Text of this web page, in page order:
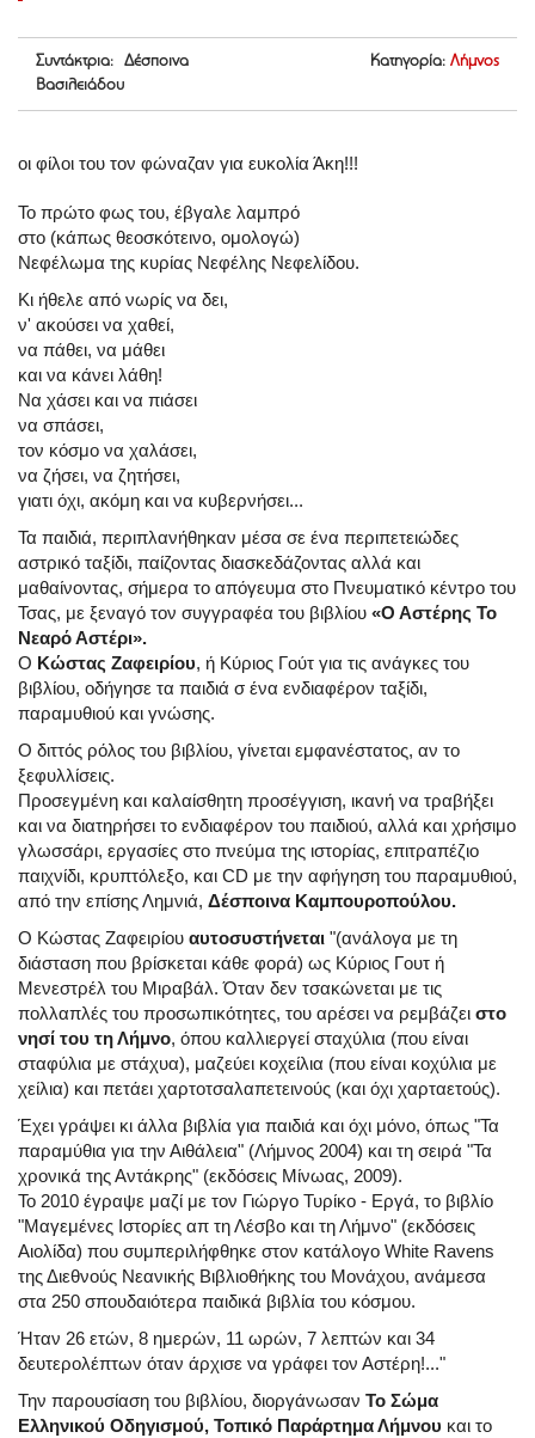
Συντάκτρια: Δέσποινα
Βασιλειάδου
Κατηγορία: Λήμνος
οι φίλοι του τον φώναζαν για ευκολία Άκη!!!
Το πρώτο φως του, έβγαλε λαμπρό
στο (κάπως θεοσκότεινο, ομολογώ)
Νεφέλωμα της κυρίας Νεφέλης Νεφελίδου.
Κι ήθελε από νωρίς να δει,
ν' ακούσει να χαθεί,
να πάθει, να μάθει
και να κάνει λάθη!
Να χάσει και να πιάσει
να σπάσει,
τον κόσμο να χαλάσει,
να ζήσει, να ζητήσει,
γιατι όχι, ακόμη και να κυβερνήσει...
Τα παιδιά, περιπλανήθηκαν μέσα σε ένα περιπετειώδες
αστρικό ταξίδι, παίζοντας διασκεδάζοντας αλλά και
μαθαίνοντας, σήμερα το απόγευμα στο Πνευματικό κέντρο του
Τσας, με ξεναγό τον συγγραφέα του βιβλίου «Ο Αστέρης Το
Νεαρό Αστέρι».
Ο Κώστας Ζαφειρίου, ή Κύριος Γούτ για τις ανάγκες του
βιβλίου, οδήγησε τα παιδιά σ ένα ενδιαφέρον ταξίδι,
παραμυθιού και γνώσης.
Ο διττός ρόλος του βιβλίου, γίνεται εμφανέστατος, αν το
ξεφυλλίσεις.
Προσεγμένη και καλαίσθητη προσέγγιση, ικανή να τραβήξει
και να διατηρήσει το ενδιαφέρον του παιδιού, αλλά και χρήσιμο
γλωσσάρι, εργασίες στο πνεύμα της ιστορίας, επιτραπέζιο
παιχνίδι, κρυπτόλεξο, και CD με την αφήγηση του παραμυθιού,
από την επίσης Λημνιά, Δέσποινα Καμπουροπούλου.
Ο Κώστας Ζαφειρίου αυτοσυστήνεται "(ανάλογα με τη
διάσταση που βρίσκεται κάθε φορά) ως Κύριος Γουτ ή
Μενεστρέλ του Μιραβάλ. Όταν δεν τσακώνεται με τις
πολλαπλές του προσωπικότητες, του αρέσει να ρεμβάζει στο
νησί του τη Λήμνο, όπου καλλιεργεί σταχύλια (που είναι
σταφύλια με στάχυα), μαζεύει κοχείλια (που είναι κοχύλια με
χείλια) και πετάει χαρτοτσαλαπετεινούς (και όχι χαρταετούς).
Έχει γράψει κι άλλα βιβλία για παιδιά και όχι μόνο, όπως "Τα
παραμύθια για την Αιθάλεια" (Λήμνος 2004) και τη σειρά "Τα
χρονικά της Αντάκρης" (εκδόσεις Μίνωας, 2009).
Το 2010 έγραψε μαζί με τον Γιώργο Τυρίκο - Εργά, το βιβλίο
"Μαγεμένες Ιστορίες απ τη Λέσβο και τη Λήμνο" (εκδόσεις
Αιολίδα) που συμπεριλήφθηκε στον κατάλογο White Ravens
της Διεθνούς Νεανικής Βιβλιοθήκης του Μονάχου, ανάμεσα
στα 250 σπουδαιότερα παιδικά βιβλία του κόσμου.
Ήταν 26 ετών, 8 ημερών, 11 ωρών, 7 λεπτών και 34
δευτερολέπτων όταν άρχισε να γράφει τον Αστέρη!..."
Την παρουσίαση του βιβλίου, διοργάνωσαν Το Σώμα
Ελληνικού Οδηγισμού, Τοπικό Παράρτημα Λήμνου και το